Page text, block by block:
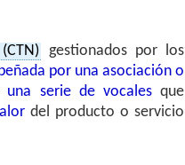
gestionados por los
por una asociación o
una serie de vocalesque
del producto o servicio